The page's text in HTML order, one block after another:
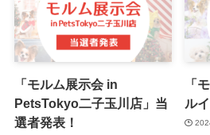
「モルム展示会 in
PetsTokyo二子玉川店」当
選者発表！
「
ル